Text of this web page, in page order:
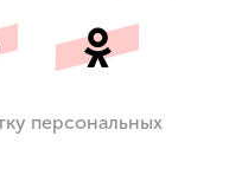
персональных